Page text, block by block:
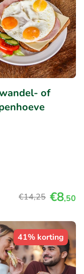
of
€14,25 €8,50
41% korting